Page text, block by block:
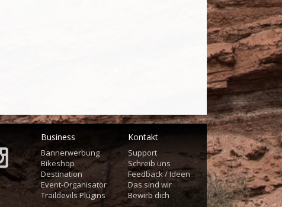
Business
Bannerwerbung
Bikeshop
Destination
Event-Organisator
Traildevils Plugins
Kontakt
Support
Schreib uns
Feedback / Ideen
Das sind wir
Bewirb dich